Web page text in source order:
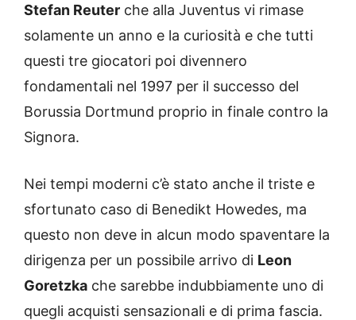
Stefan Reuter che alla Juventus vi rimase
solamente un anno e la curiosità e che tutti
questi tre giocatori poi divennero
fondamentali nel 1997 per il successo del
Borussia Dortmund proprio in finale contro la
Signora.
Nei tempi moderni c’è stato anche il triste e
sfortunato caso di Benedikt Howedes, ma
questo non deve in alcun modo spaventare la
dirigenza per un possibile arrivo di Leon
Goretzka che sarebbe indubbiamente uno di
quegli acquisti sensazionali e di prima fascia.